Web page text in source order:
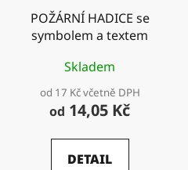
POŽÁRNÍ HADICE se
symbolem a textem
Skladem
od 17 Kč včetně DPH
od 14,05 Kč
DETAIL